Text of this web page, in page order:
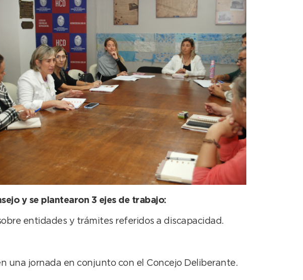
y se plantearon 3 ejes de trabajo:
entidades y trámites referidos a discapacidad.
una jornada en conjunto con el Concejo Deliberante.